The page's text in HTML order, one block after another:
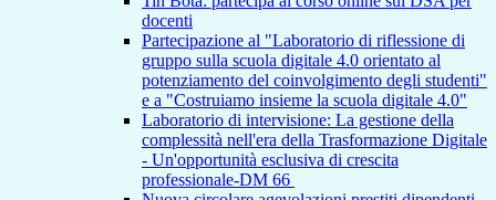
docenti
Partecipazione al "Laboratorio di riflessione di
gruppo sulla scuola digitale 4.0 orientato al
potenziamento del coinvolgimento degli studenti"
e a "Costruiamo insieme la scuola digitale 4.0"
Laboratorio di intervisione: La gestione della
complessità nell'era della Trasformazione Digitale
- Un'opportunità esclusiva di crescita
professionale-DM 66